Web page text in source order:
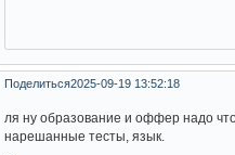
Поделиться2025-09-19 13:52:18
ля ну образование и оффер надо
нарешанные тесты, язык.